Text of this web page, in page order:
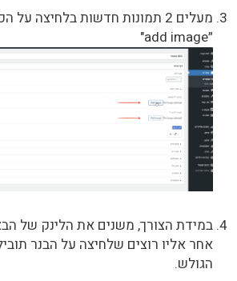
מעלים 2 תמונות חדשות בלחיצה על
״add image"
במידת הצורך, משנים את הלינק של
אחר אליו רוצים שלחיצה על הבנר
הגולש.